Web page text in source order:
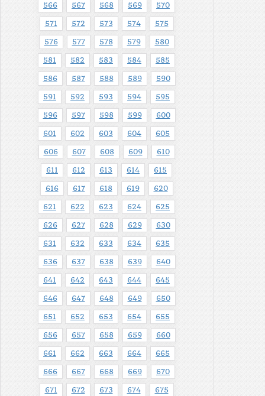
566 567 568 569 570
571 572 573 574 575
576 577 578 579 580
581 582 583 584 585
586 587 588 589 590
591 592 593 594 595
596 597 598 599 600
601 602 603 604 605
606 607 608 609 610
611 612 613 614 615
616 617 618 619 620
621 622 623 624 625
626 627 628 629 630
631 632 633 634 635
636 637 638 639 640
641 642 643 644 645
646 647 648 649 650
651 652 653 654 655
656 657 658 659 660
661 662 663 664 665
666 667 668 669 670
671 672 673 674 675